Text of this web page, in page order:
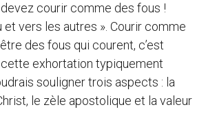
courir comme des fous !
et vers les autres ». Courir comme
des fous qui courent, c’est
exhortation typiquement
souligner trois aspects : la
le zèle apostolique et la valeur